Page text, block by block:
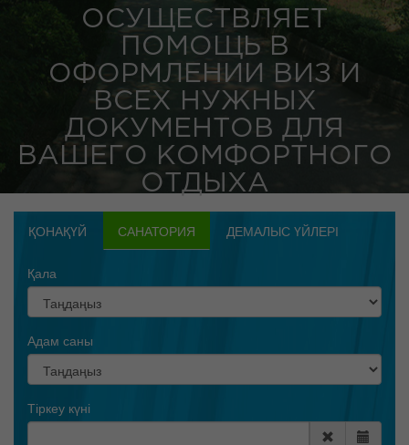
ОСУЩЕСТВЛЯЕТ
ПОМОЩЬ В
ОФОРМЛЕНИИ ВИЗ И
ВСЕХ НУЖНЫХ
ДОКУМЕНТОВ ДЛЯ
ВАШЕГО КОМФОРТНОГО
ОТДЫХА
ҚОНАҚҮЙ САНАТОРИЯ ДЕМАЛЫС ҮЙЛЕРІ
Қала
Адам саны
Тіркеу күні